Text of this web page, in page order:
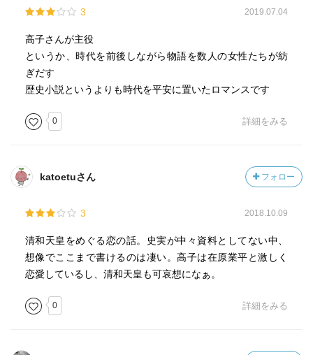
3 2019.07.04
高子さんが主役
というか、時代を前後しながら物語を数人の女性たちが紡
ぎだす
歴史小説というよりも時代を平安に置いたロマンスです
0 詳細をみる
katoetuさん フォロー
3 2018.10.09
清和天皇をめぐる恋の話。史実が中々資料としてない中、
想像でここまで書けるのは凄い。高子は在原業平と激しく
恋愛しているし、清和天皇も可哀想になぁ。
0 詳細をみる